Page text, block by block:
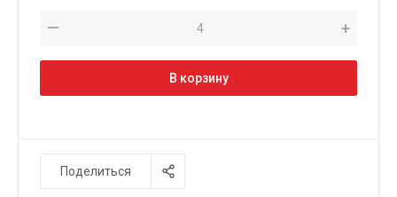
— +
В корзину
Поделиться